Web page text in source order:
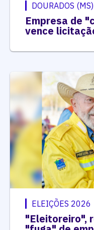
DOURADOS (MS)
Empresa de
vence
ELEIÇÕES 2026
"Eleitoreiro",